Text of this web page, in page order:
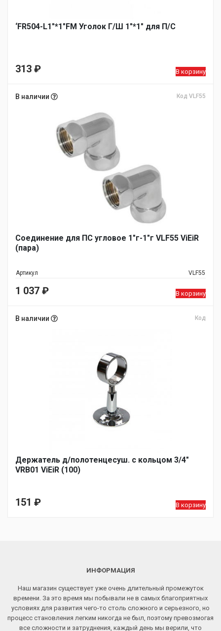
‘FR504-L1"*1"FM Уголок Г/Ш 1"*1" для П/С
313 ₽ В корзину
В наличии Код VLF55
Соединение для ПС угловое 1"г-1"г VLF55 ViEiR
(пара)
Артикул VLF55
1 037 ₽ В корзину
В наличии Код
Держатель д/полотенцесуш. с кольцом 3/4"
VRB01 ViEiR (100)
151 ₽ В корзину
ИНФОРМАЦИЯ
Наш магазин существует уже очень длительный промежуток
времени. За это время мы побывали не в самых благоприятных
условиях для развития чего-то столь сложного и серьезного, но
процесс становления легким никогда не был, поэтому превозмогая
все сложности и затруднения, каждый день мы верили, что